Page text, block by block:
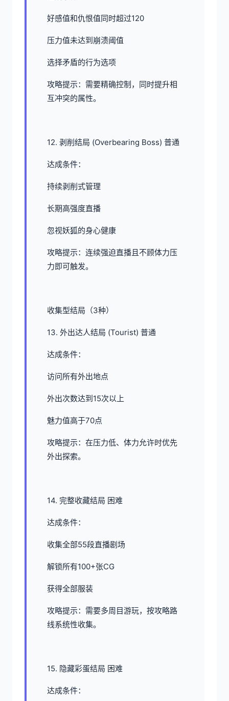
好感值和仇恨值同时超过120
压力值未达到崩溃阈值
选择矛盾的行为选项
攻略提示：需要精确控制，同时提升相
互冲突的属性。
12. 剥削结局 (Overbearing Boss) 普通
达成条件：
持续剥削式管理
长期高强度直播
忽视妖狐的身心健康
攻略提示：连续强迫直播且不顾体力压
力即可触发。
收集型结局（3种）
13. 外出达人结局 (Tourist) 普通
达成条件：
访问所有外出地点
外出次数达到15次以上
魅力值高于70点
攻略提示：在压力低、体力允许时优先
外出探索。
14. 完整收藏结局 困难
达成条件：
收集全部55段直播剧场
解锁所有100+张CG
获得全部服装
攻略提示：需要多周目游玩，按攻略路
线系统性收集。
15. 隐藏彩蛋结局 困难
达成条件：